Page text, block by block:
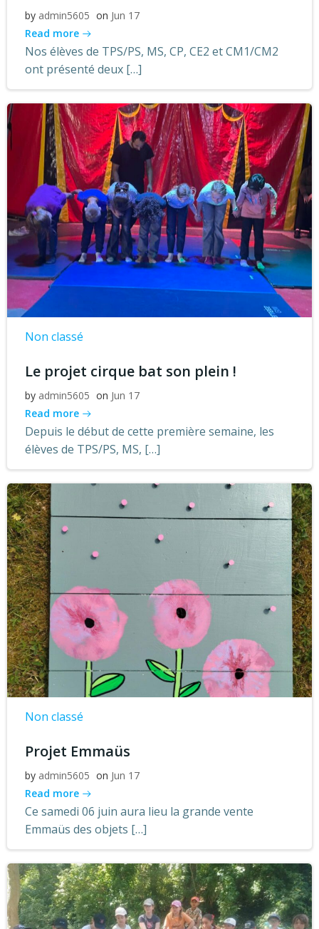
by admin5605 on Jun 17
Read more
Nos élèves de TPS/PS, MS, CP, CE2 et CM1/CM2
ont présenté deux […]
Non classé
Le projet cirque bat son plein !
by admin5605 on Jun 17
Read more
Depuis le début de cette première semaine, les
élèves de TPS/PS, MS, […]
Non classé
Projet Emmaüs
by admin5605 on Jun 17
Read more
Ce samedi 06 juin aura lieu la grande vente
Emmaüs des objets […]